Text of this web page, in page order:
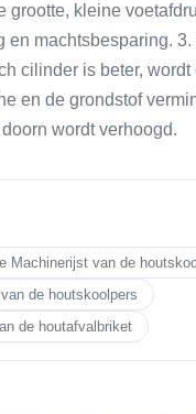
grootte, kleine
en machtsbesparing. 3.
cilinder is beter,
en de grondstof
wordt verhoogd.
Machinerijst van de
de houtskoolpers
de houtafvalbriket